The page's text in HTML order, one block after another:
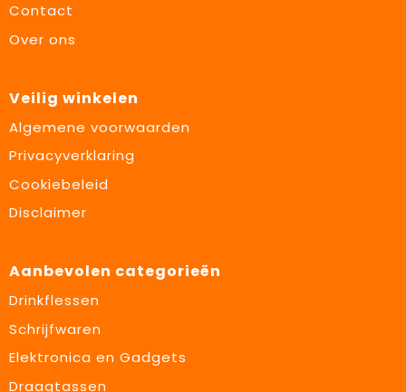
Contact
Over ons
Veilig winkelen
Algemene voorwaarden
Privacyverklaring
Cookiebeleid
Disclaimer
Aanbevolen categorieën
Drinkflessen
Schrijfwaren
Elektronica en Gadgets
Draagtassen